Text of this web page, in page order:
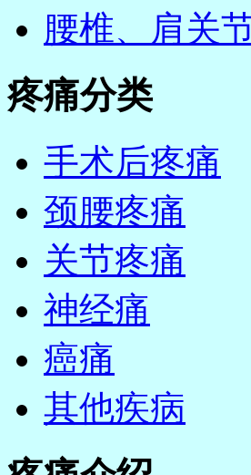
腰椎、肩关
疼痛分类
手术后疼痛
颈腰疼痛
关节疼痛
神经痛
癌痛
其他疾病